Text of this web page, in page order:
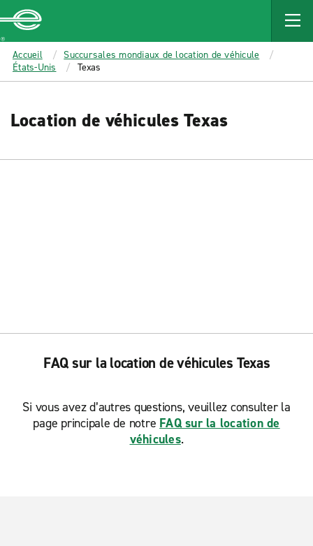
MAIN
CONTENT
Enterprise
Accueil
Succursales mondiaux de location de véhicule
États-Unis
Texas
Location de véhicules Texas
FAQ sur la location de véhicules Texas
Si vous avez d’autres questions, veuillez consulter la
page principale de notre FAQ sur la location de
véhicules.